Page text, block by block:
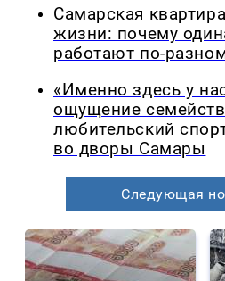
Самарская
жизни: почему
работают по-
«Именно здесь у
ощущение
любительский
во дворы Самары
Следующая